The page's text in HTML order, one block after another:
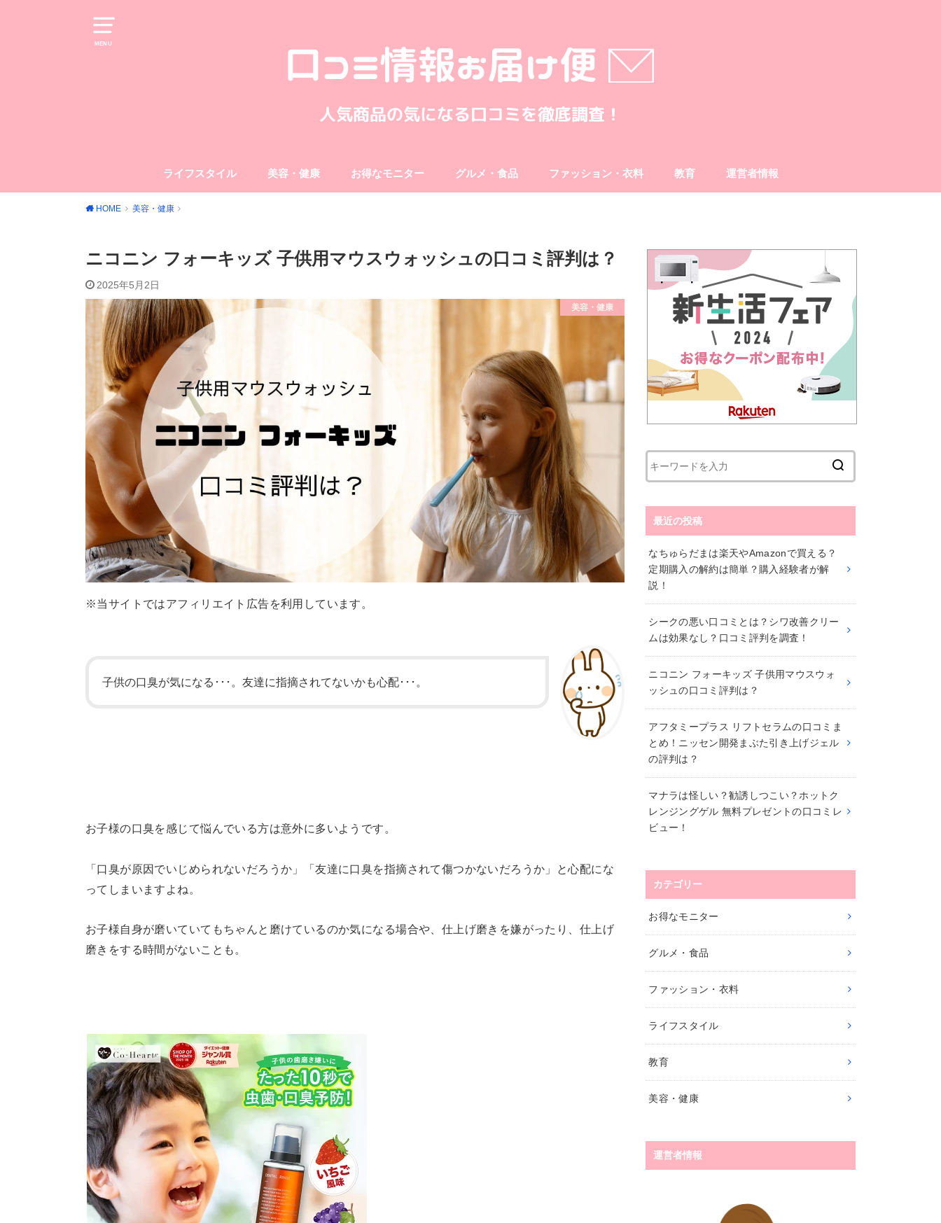
MENU
ライフスタイル 美容・健康 お得なモニター グルメ・食品 ファッション・衣料 教育 運営者情報
HOME 美容・健康
ニコニン フォーキッズ 子供用マウスウォッシュの口コミ評判は？
2025年5月2日
美容・健康
※当サイトではアフィリエイト広告を利用しています。
子供の口臭が気になる･･･。友達に指摘されてないかも心配･･･。
お子様の口臭を感じて悩んでいる方は意外に多いようです。
「口臭が原因でいじめられないだろうか」「友達に口臭を指摘されて傷つかないだろうか」と心配にな
ってしまいますよね。
お子様自身が磨いていてもちゃんと磨けているのか気になる場合や、仕上げ磨きを嫌がったり、仕上げ
磨きをする時間がないことも。
最近の投稿
なちゅらだまは楽天やAmazonで買える？
定期購入の解約は簡単？購入経験者が解
説！
シークの悪い口コミとは？シワ改善クリー
ムは効果なし？口コミ評判を調査！
ニコニン フォーキッズ 子供用マウスウォ
ッシュの口コミ評判は？
アフタミープラス リフトセラムの口コミま
とめ！ニッセン開発まぶた引き上げジェル
の評判は？
マナラは怪しい？勧誘しつこい？ホットク
レンジングゲル 無料プレゼントの口コミレ
ビュー！
カテゴリー
お得なモニター
グルメ・食品
ファッション・衣料
ライフスタイル
教育
美容・健康
運営者情報